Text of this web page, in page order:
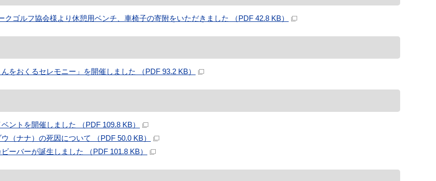
ゴルフ協会様より休憩用ベンチ、車椅子の寄附をいただきました （PDF 42.8 KB）
をおくるセレモニー」を開催しました （PDF 93.2 KB）
ントを開催しました （PDF 109.8 KB）
（ナナ）の死因について （PDF 50.0 KB）
ーバーが誕生しました （PDF 101.8 KB）